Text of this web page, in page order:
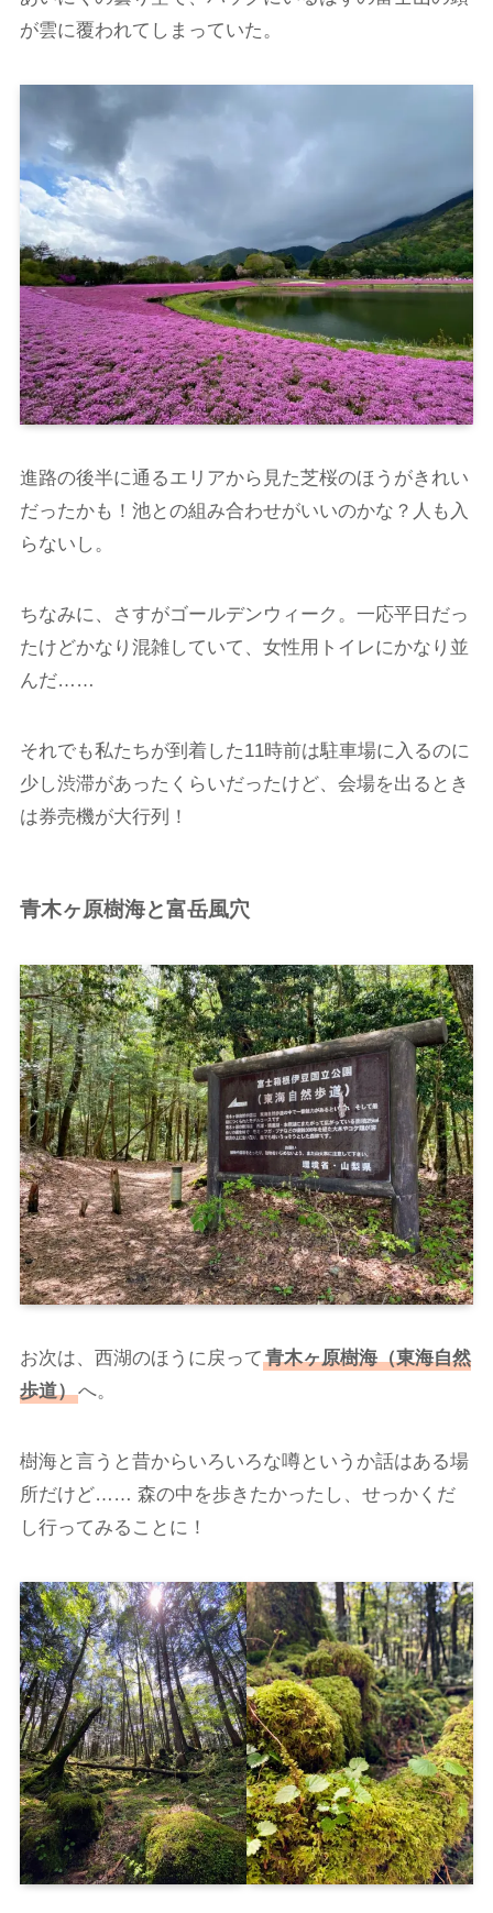
が雲に覆われてしまっていた。
進路の後半に通るエリアから見た芝桜のほうがきれい
だったかも！池との組み合わせがいいのかな？人も入
らないし。
ちなみに、さすがゴールデンウィーク。一応平日だっ
たけどかなり混雑していて、女性用トイレにかなり並
んだ……
それでも私たちが到着した11時前は駐車場に入るのに
少し渋滞があったくらいだったけど、会場を出るとき
は券売機が大行列！
青木ヶ原樹海と富岳風穴
お次は、西湖のほうに戻って 青木ヶ原樹海（東海自然
歩道）へ。
樹海と言うと昔からいろいろな噂というか話はある場
所だけど…… 森の中を歩きたかったし、せっかくだ
し行ってみることに！